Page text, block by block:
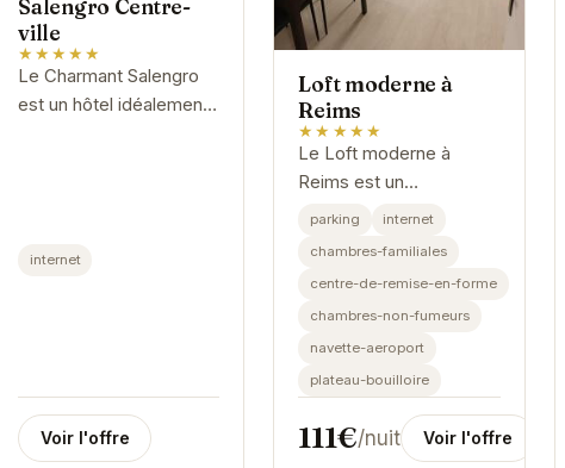
Salengro Centre-
ville
★★★★★
Le Charmant Salengro
est un hôtel idéalement
internet
Voir l'offre
Loft moderne à
Reims
★★★★★
Le Loft moderne à
Reims est un
hébergement élégant et
d'affaires et les...
parking
internet
chambres-familiales
centre-de-remise-en-forme
chambres-non-fumeurs
navette-aeroport
plateau-bouilloire
111€/nuit Voir l'offre